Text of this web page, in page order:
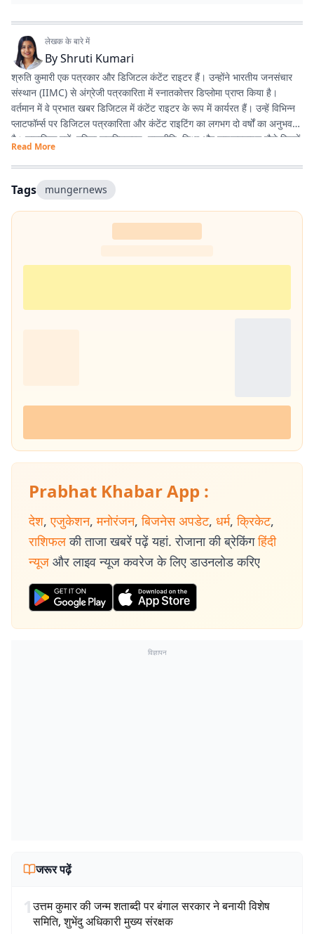
लेखक के बारे में
ByShruti Kumari
श्रुति कुमारी एक पत्रकार और डिजिटल कंटेंट राइटर हैं। उन्होंने भारतीय जनसंचार
संस्थान (IIMC) से अंग्रेजी पत्रकारिता में स्नातकोत्तर डिप्लोमा प्राप्त किया है।
वर्तमान में वे प्रभात खबर डिजिटल में कंटेंट राइटर के रूप में कार्यरत हैं। उन्हें विभिन्न
प्लाटफॉर्म्स पर डिजिटल पत्रकारिता और कंटेंट राइटिंग का लगभग दो वर्षों का अनुभव
है। सामाजिक मुद्दों, महिला सशक्तिकरण, राजनीति, शिक्षा और लाइफस्टाइल जैसे विषयों
पर लिखना उनकी विशेष रुचि का क्षेत्र है। इसके अलावा वे डिजिटल प्लेटफॉर्म के लिए
स्क्रिप्ट राइटिंग करती हैं तथा हिंदी कविता और अंगिका भाषा में लेखन का भी शौक
रखती हैं। प्रकृति से उनका विशेष लगाव है और वे मानती हैं कि संवेदनशील, तथ्यपरक
और जनसरोकार से जुड़ी पत्रकारिता समाज में सकारात्मक बदलाव का माध्यम बन सकती
है।
Read More
Tags mungernews
Prabhat Khabar App :
देश, एजुकेशन, मनोरंजन, बिजनेस अपडेट, धर्म, क्रिकेट,
राशिफल की ताजा खबरें पढ़ें यहां. रोजाना की ब्रेकिंग हिंदी
न्यूज और लाइव न्यूज कवरेज के लिए डाउनलोड करिए
विज्ञापन
जरूर पढ़ें
1उत्तम कुमार की जन्म शताब्दी पर बंगाल सरकार ने बनायी विशेष
समिति, शुभेंदु अधिकारी मुख्य संरक्षक